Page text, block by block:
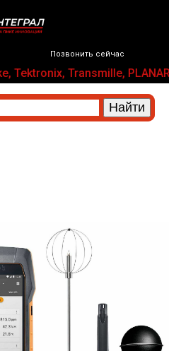
Позвонить сейчас
Transmille,